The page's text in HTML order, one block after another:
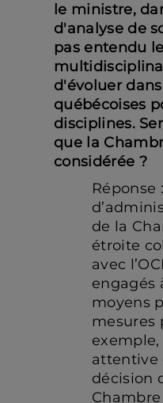
le ministre,
d'analyse de
pas entendu
d'évoluer
québécoises
disciplines.
que la
considérée ?
Réponse
de la
étroite
avec
engagés
moyens
mesures
exemple,
attentive
décision